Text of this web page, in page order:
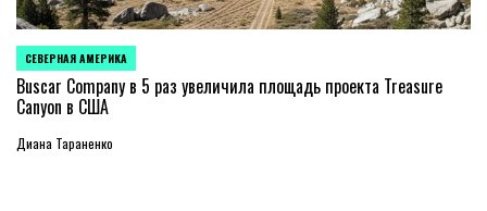
ОПУБЛИКОВАНО
В
СЕВЕРНАЯ АМЕРИКА
Buscar Company в 5 раз увеличила площадь проекта Treasure
Canyon в США
Диана Тараненко